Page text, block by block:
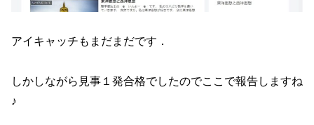
アイキャッチもまだまだです．
しかしながら見事１発合格でしたのでここで報告しますね
♪